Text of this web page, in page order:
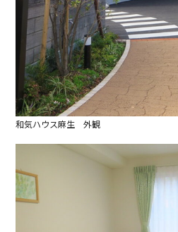
和気ハウス麻生 外観